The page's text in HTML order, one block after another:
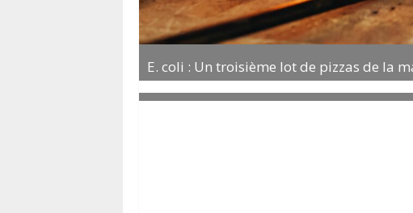
E. coli : Un troisième lot de pizzas de la